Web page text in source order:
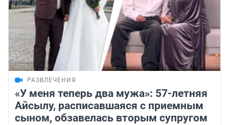
РАЗВЛЕЧЕНИЯ
«У меня теперь два мужа»: 57-летняя
Айсылу, расписавшаяся с приемным
сыном, обзавелась вторым супругом